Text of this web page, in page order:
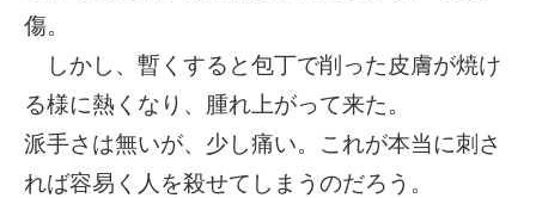
傷。
しかし、暫くすると包丁で削った皮膚が焼け
る様に熱くなり、腫れ上がって来た。
派手さは無いが、少し痛い。これが本当に刺さ
れば容易く人を殺せてしまうのだろう。